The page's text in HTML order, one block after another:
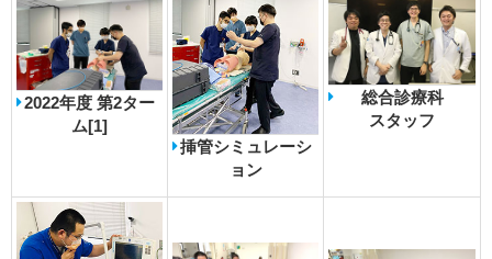
2022年度 第2ター
ム[1]
挿管シミュレーシ
ョン
総合診療科
スタッフ